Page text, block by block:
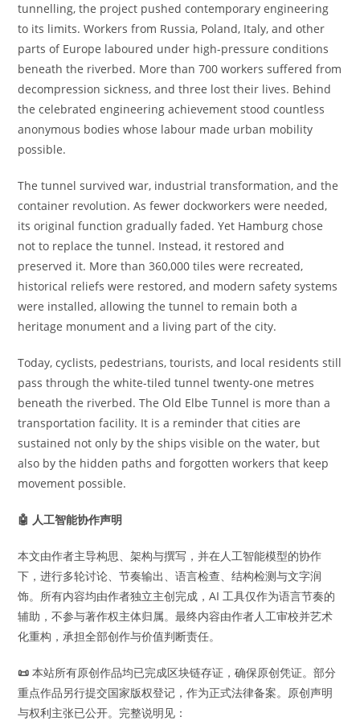
tunnelling, the project pushed contemporary engineering
to its limits. Workers from Russia, Poland, Italy, and other
parts of Europe laboured under high-pressure conditions
beneath the riverbed. More than 700 workers suffered from
decompression sickness, and three lost their lives. Behind
the celebrated engineering achievement stood countless
anonymous bodies whose labour made urban mobility
possible.
The tunnel survived war, industrial transformation, and the
container revolution. As fewer dockworkers were needed,
its original function gradually faded. Yet Hamburg chose
not to replace the tunnel. Instead, it restored and
preserved it. More than 360,000 tiles were recreated,
historical reliefs were restored, and modern safety systems
were installed, allowing the tunnel to remain both a
heritage monument and a living part of the city.
Today, cyclists, pedestrians, tourists, and local residents still
pass through the white-tiled tunnel twenty-one metres
beneath the riverbed. The Old Elbe Tunnel is more than a
transportation facility. It is a reminder that cities are
sustained not only by the ships visible on the water, but
also by the hidden paths and forgotten workers that keep
movement possible.
🤖 人工智能协作声明
本文由作者主导构思、架构与撰写，并在人工智能模型的协作
下，进行多轮讨论、节奏输出、语言检查、结构检测与文字润
饰。所有内容均由作者独立主创完成，AI 工具仅作为语言节奏的
辅助，不参与著作权主体归属。最终内容由作者人工审校并艺术
化重构，承担全部创作与价值判断责任。
📜 本站所有原创作品均已完成区块链存证，确保原创凭证。部分
重点作品另行提交国家版权登记，作为正式法律备案。原创声明
与权利主张已公开。完整说明见：